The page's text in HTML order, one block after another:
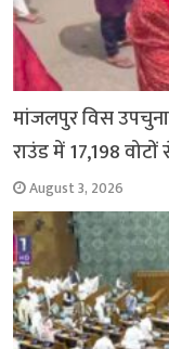
मांजलपुर विस
राउंड में 17,198
August 3, 2026